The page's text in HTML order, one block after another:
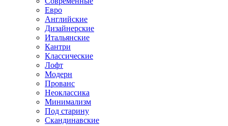
Евро
Английские
Дизайнерские
Итальянские
Кантри
Классические
Лофт
Модерн
Прованс
Неоклассика
Минимализм
Под старину
Скандинавские